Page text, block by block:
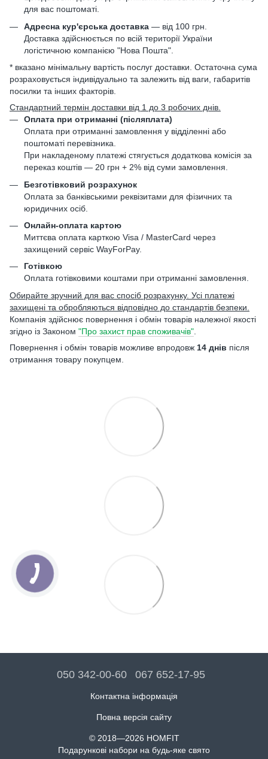
для вас поштоматі.
Адресна кур'єрська доставка — від 100 грн.
Доставка здійснюється по всій території України
логістичною компанією "Нова Пошта".
* вказано мінімальну вартість послуг доставки. Остаточна сума
розраховується індивідуально та залежить від ваги, габаритів
посилки та інших факторів.
Стандартний термін доставки від 1 до 3 робочих днів.
Оплата при отриманні (післяплата)
Оплата при отриманні замовлення у відділенні або
поштоматі перевізника.
При накладеному платежі стягується додаткова комісія за
переказ коштів — 20 грн + 2% від суми замовлення.
Безготівковий розрахунок
Оплата за банківськими реквізитами для фізичних та
юридичних осіб.
Онлайн-оплата картою
Миттєва оплата карткою Visa / MasterCard через
захищений сервіс WayForPay.
Готівкою
Оплата готівковими коштами при отриманні замовлення.
Обирайте зручний для вас спосіб розрахунку. Усі платежі
захищені та обробляються відповідно до стандартів безпеки.
Компанія здійснює повернення і обмін товарів належної якості
згідно із Законом "Про захист прав споживачів"
Повернення і обмін товарів можливе впродовж 14 днів після
отримання товару покупцем.
050 342-00-60 067 652-17-95
Контактна інформація
Повна версія сайту
© 2018—2026 HOMFIT
Подарункові набори на будь-яке свято